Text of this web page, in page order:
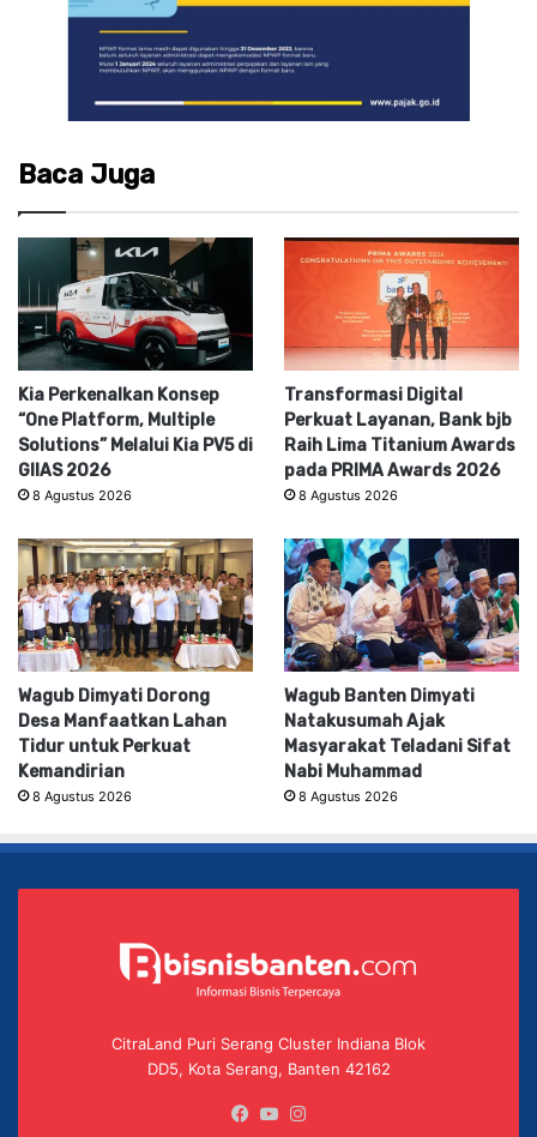
Baca Juga
Kia Perkenalkan Konsep
“One Platform, Multiple
Solutions” Melalui Kia PV5 di
GIIAS 2026
8 Agustus 2026
Transformasi Digital
Perkuat Layanan, Bank bjb
Raih Lima Titanium Awards
pada PRIMA Awards 2026
8 Agustus 2026
Wagub Dimyati Dorong
Desa Manfaatkan Lahan
Tidur untuk Perkuat
Kemandirian
8 Agustus 2026
Wagub Banten Dimyati
Natakusumah Ajak
Masyarakat Teladani Sifat
Nabi Muhammad
8 Agustus 2026
CitraLand Puri Serang Cluster Indiana Blok
DD5, Kota Serang, Banten 42162
Facebook
YouTube